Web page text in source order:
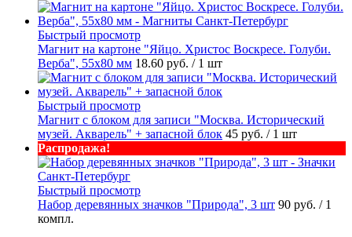
Быстрый просмотр
Магнит на картоне "Яйцо. Христос Воскресе. Голуби.
Верба", 55х80 мм 18.60 руб. / 1 шт
Быстрый просмотр
Магнит с блоком для записи "Москва. Исторический
музей. Акварель" + запасной блок 45 руб. / 1 шт
Распродажа!
Быстрый просмотр
Набор деревянных значков "Природа", 3 шт 90 руб. / 1
компл.